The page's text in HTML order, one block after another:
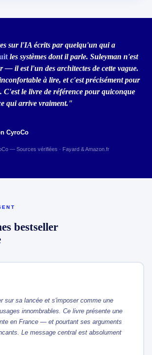
sur l'IA écrits par quelqu'un qui a
les systèmes dont il parle. Suleyman n'est
— il est l'un des architectes de cette vague.
à lire, et c'est précisément pour
le livre de référence pour quiconque
qui arrive vraiment."
CyroCo
— Sources vérifiées · Fayard & Amazon.fr
bestseller
sur sa lancée et s'imposer comme une
innombrables. Ce livre présente une
en France — et pourtant ses arguments
Le message central est absolument